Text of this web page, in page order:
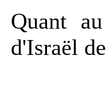
Quant
d'Israël